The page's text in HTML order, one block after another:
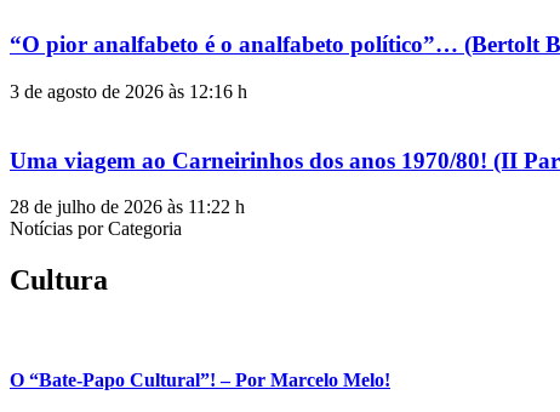
“O pior analfabeto é o analfabeto político”… (Bertolt
3 de agosto de 2026 às 12:16 h
Uma viagem ao Carneirinhos dos anos 1970/80! (II
28 de julho de 2026 às 11:22 h
Notícias por Categoria
Cultura
O “Bate-Papo Cultural”! – Por Marcelo Melo!